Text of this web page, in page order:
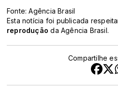
Fonte: Agência Brasil
Esta notícia foi publicada
reprodução da Agência Brasil.
Compartilhe